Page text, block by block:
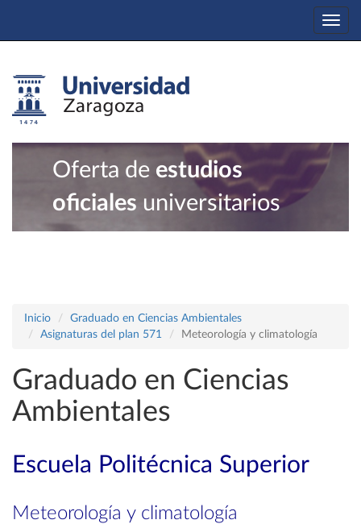
Oferta de estudios
oficiales universitarios
Inicio
Graduado en Ciencias Ambientales
Asignaturas del plan 571
Meteorología y climatología
Graduado en Ciencias
Ambientales
Escuela Politécnica Superior
Meteorología y climatología